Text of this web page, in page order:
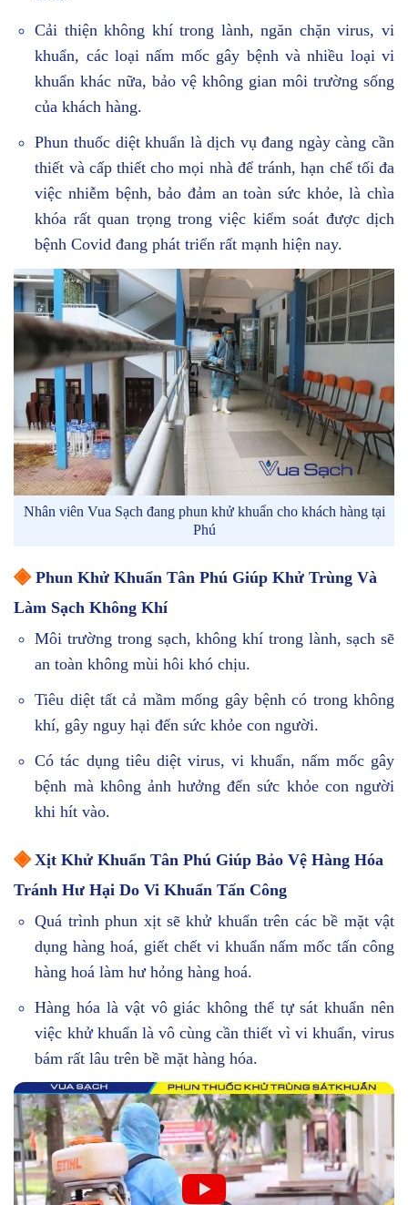
Cải thiện không khí trong lành, ngăn chặn virus, vi
khuẩn, các loại nấm mốc gây bệnh và nhiều loại vi
khuẩn khác nữa, bảo vệ không gian môi trường sống
của khách hàng.
Phun thuốc diệt khuẩn là dịch vụ đang ngày càng cần
thiết và cấp thiết cho mọi nhà để tránh, hạn chế tối đa
việc nhiễm bệnh, bảo đảm an toàn sức khỏe, là chìa
khóa rất quan trọng trong việc kiểm soát được dịch
bệnh Covid đang phát triển rất mạnh hiện nay.
Nhân viên Vua Sạch đang phun khử khuẩn cho khách hàng tại
Phú
◈ Phun Khử Khuẩn Tân Phú Giúp Khử Trùng Và
Làm Sạch Không Khí
Môi trường trong sạch, không khí trong lành, sạch sẽ
an toàn không mùi hôi khó chịu.
Tiêu diệt tất cả mầm mống gây bệnh có trong không
khí, gây nguy hại đến sức khỏe con người.
Có tác dụng tiêu diệt virus, vi khuẩn, nấm mốc gây
bệnh mà không ảnh hưởng đến sức khỏe con người
khi hít vào.
◈Xịt Khử Khuẩn Tân Phú Giúp Bảo Vệ Hàng Hóa
Tránh Hư Hại Do Vi Khuẩn Tấn Công
Quá trình phun xịt sẽ khử khuẩn trên các bề mặt vật
dụng hàng hoá, giết chết vi khuẩn nấm mốc tấn công
hàng hoá làm hư hỏng hàng hoá.
Hàng hóa là vật vô giác không thể tự sát khuẩn nên
việc khử khuẩn là vô cùng cần thiết vì vi khuẩn, virus
bám rất lâu trên bề mặt hàng hóa.